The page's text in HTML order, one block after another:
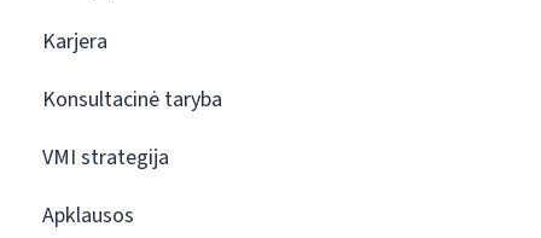
Karjera
Konsultacinė taryba
VMI strategija
Apklausos